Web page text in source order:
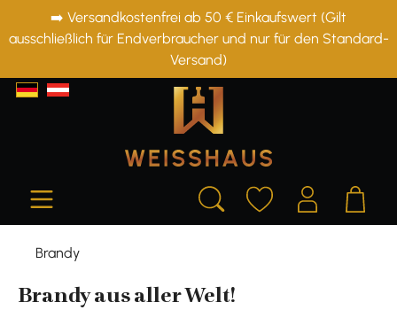
springen
➡️ Versandkostenfrei ab 50 € Einkaufswert (Gilt
ausschließlich für Endverbraucher und nur für den Standard-
Versand)
Brandy
Brandy aus aller Welt!